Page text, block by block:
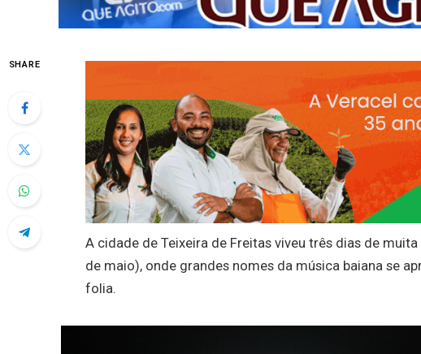
SHARE
A cidade de Teixeira de Freitas viveu três dias de
de maio), onde grandes nomes da música baiana se
folia.